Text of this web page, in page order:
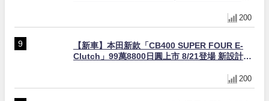
200
【新車】本田新款「CB400 SUPER FOUR E-
Clutch」99萬8800日圓上市 8/21登場 新設計直
200